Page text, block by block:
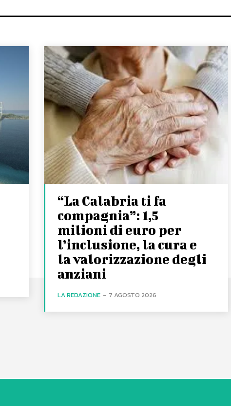
“La Calabria ti fa
compagnia”: 1,5
milioni di euro per
l’inclusione, la cura e
la valorizzazione degli
anziani
LA REDAZIONE - 7 AGOSTO 2026